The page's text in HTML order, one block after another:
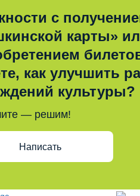
с
карты»
как улучшить
культуры?
— решим!
Написать